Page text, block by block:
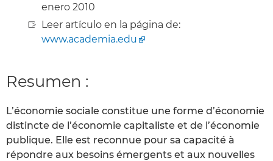
enero 2010
Leer artículo en la página de:
www.academia.edu
Resumen :
L’économie sociale constitue une forme d’économie
distincte de l’économie capitaliste et de l’économie
publique. Elle est reconnue pour sa capacité à
répondre aux besoins émergents et aux nouvelles